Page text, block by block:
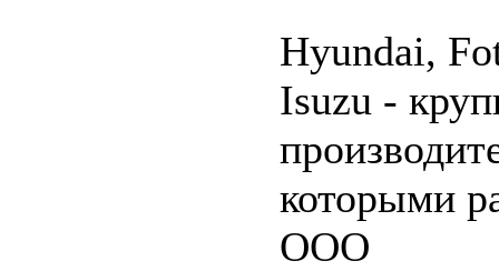
Hyundai,
Isuzu -
которыми
ООО